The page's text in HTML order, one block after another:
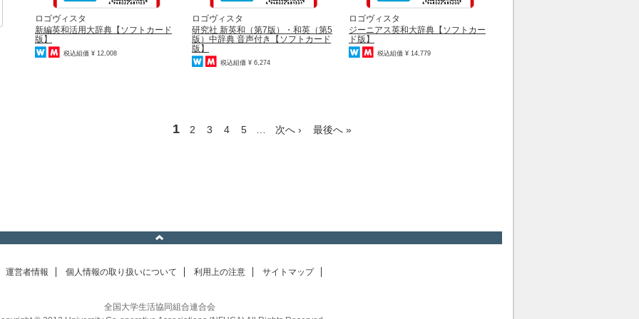
ロゴヴィスタ
新編英和活用大辞典【ソフトカード
版】
税込組価 ¥ 12,008
ロゴヴィスタ
研究社 新英和（第7版）・和英（第5
版）中辞典 音声付き【ソフトカード
版】
税込組価 ¥ 6,274
ロゴヴィスタ
ジーニアス英和大辞典【ソフトカー
ド版】
税込組価 ¥ 14,779
1 2 3 4 5 次へ › 最後へ »
運営者情報 個人情報の取り扱いについて 利用上の注意 サイトマップ
全国大学生活協同組合連合会